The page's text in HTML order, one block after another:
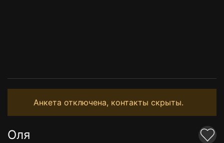
Анкета отключена, контакты скрыты.
Оля